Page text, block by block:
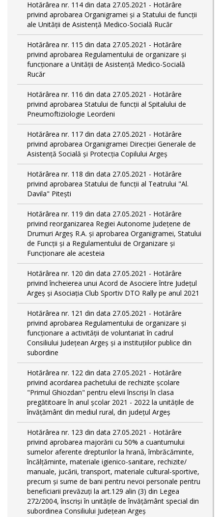
Hotărârea nr. 114 din data 27.05.2021 - Hotărâre
privind aprobarea Organigramei și a Statului de funcţii
ale Unității de Asistență Medico-Socială Rucăr
Hotărârea nr. 115 din data 27.05.2021 - Hotărâre
privind aprobarea Regulamentului de organizare și
funcționare a Unității de Asistență Medico-Socială
Rucăr
Hotărârea nr. 116 din data 27.05.2021 - Hotărâre
privind aprobarea Statului de funcţii al Spitalului de
Pneumoftiziologie Leordeni
Hotărârea nr. 117 din data 27.05.2021 - Hotărâre
privind aprobarea Organigramei Direcției Generale de
Asistență Socială și Protecția Copilului Argeș
Hotărârea nr. 118 din data 27.05.2021 - Hotărâre
privind aprobarea Statului de funcții al Teatrului "Al.
Davila" Pitești
Hotărârea nr. 119 din data 27.05.2021 - Hotărâre
privind reorganizarea Regiei Autonome Județene de
Drumuri Argeş R.A. și aprobarea Organigramei, Statului
de Funcţii și a Regulamentului de Organizare și
Funcționare ale acesteia
Hotărârea nr. 120 din data 27.05.2021 - Hotărâre
privind încheierea unui Acord de Asociere între Județul
Argeș și Asociația Club Sportiv DTO Rally pe anul 2021
Hotărârea nr. 121 din data 27.05.2021 - Hotărâre
privind aprobarea Regulamentului de organizare și
funcționare a activității de voluntariat în cadrul
Consiliului Județean Argeș și a instituțiilor publice din
subordine
Hotărârea nr. 122 din data 27.05.2021 - Hotărâre
privind acordarea pachetului de rechizite școlare
"Primul Ghiozdan" pentru elevii înscriși în clasa
pregătitoare în anul şcolar 2021 - 2022 la unitățile de
învățământ din mediul rural, din județul Argeș
Hotărârea nr. 123 din data 27.05.2021 - Hotărâre
privind aprobarea majorării cu 50% a cuantumului
sumelor aferente drepturilor la hrană, îmbrăcăminte,
încălțăminte, materiale igienico-sanitare, rechizite/
manuale, jucării, transport, materiale cultural-sportive,
precum și sume de bani pentru nevoi personale pentru
beneficiarii prevăzuți la art.129 alin (3) din Legea
272/2004, înscriși în unitățile de învățământ special din
subordinea Consiliului Județean Argeș